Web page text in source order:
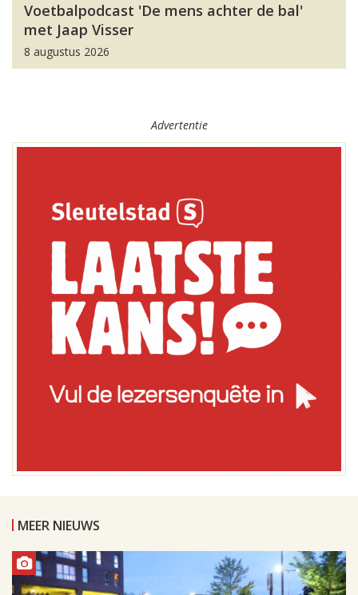
Voetbalpodcast 'De mens achter de bal'
met Jaap Visser
8 augustus 2026
Advertentie
MEER NIEUWS